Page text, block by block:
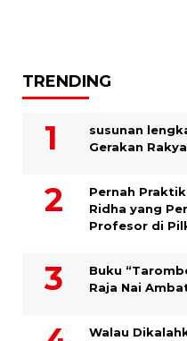
TRENDING
susunan
Gerakan
Pernah
Ridha yang
Profesor di
Buku
Raja Nai
Walau